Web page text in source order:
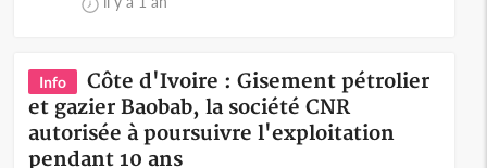
Info
Côte d'Ivoire : Gisement pétrolier
et gazier Baobab, la société CNR
autorisée à poursuivre l'exploitation
pendant 10 ans